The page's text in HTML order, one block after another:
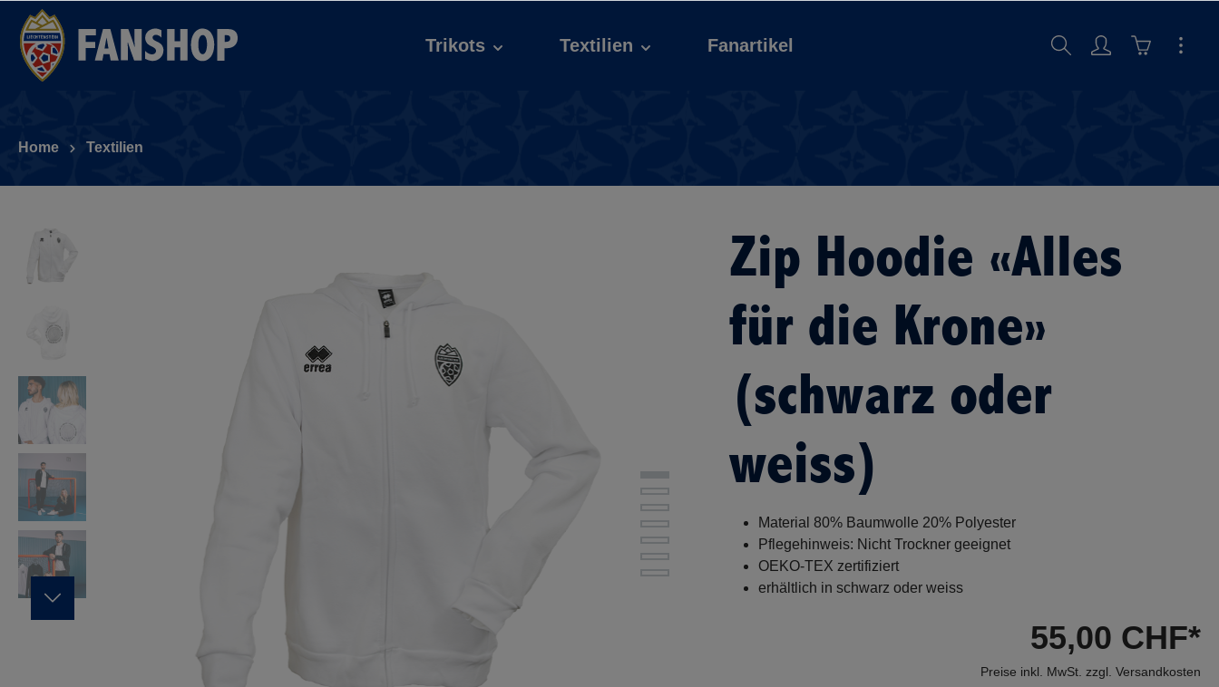
Trikots Textilien Fanartikel
Home Textilien
Zip Hoodie «Alles
für die Krone»
(schwarz oder
weiss)
Material 80% Baumwolle 20% Polyester
Pflegehinweis: Nicht Trockner geeignet
OEKO-TEX zertifiziert
erhältlich in schwarz oder weiss
55,00 CHF*
Preise inkl. MwSt. zzgl. Versandkosten